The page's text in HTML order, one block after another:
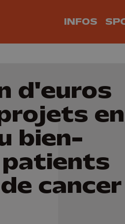
INFOS
d'euros
en
bien-
cancer